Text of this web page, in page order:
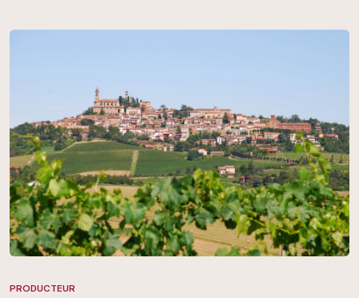
PRODUCTEUR